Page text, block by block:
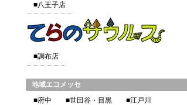
■八王子店
■調布店
地域エコメッセ
■府中
■世田谷・目黒 ■江戸川